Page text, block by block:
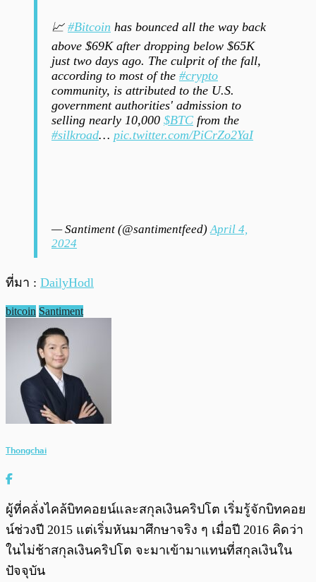
📈 #Bitcoin has bounced all the way back
above $69K after dropping below $65K
just two days ago. The culprit of the fall,
according to most of the #crypto
community, is attributed to the U.S.
government authorities' admission to
selling nearly 10,000 $BTC from the
#silkroad… pic.twitter.com/PiCrZo2YaI
— Santiment (@santimentfeed)April 4,
2024
ที่มา : DailyHodl
bitcoin Santiment
Thongchai
ผู้ที่คลั่งไคล้บิทคอยน์และสกุลเงินคริปโต เริ่มรู้จักบิทคอย
น์ช่วงปี 2015 แต่เริ่มหันมาศึกษาจริง ๆ เมื่อปี 2016 คิดว่า
ในไม่ช้าสกุลเงินคริปโต จะมาเข้ามาแทนที่สกุลเงินใน
ปัจจุบัน